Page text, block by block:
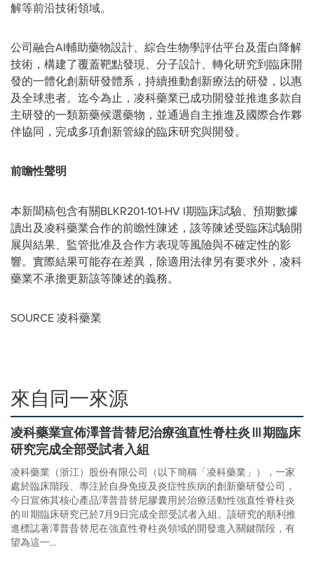
解等前沿技術領域。
公司融合AI輔助藥物設計、綜合生物學評估平台及蛋白降解
技術，構建了覆蓋靶點發現、分子設計、轉化研究到臨床開
發的一體化創新研發體系，持續推動創新療法的研發，以惠
及全球患者。迄今為止，凌科藥業已成功開發並推進多款自
主研發的一類新藥候選藥物，並通過自主推進及國際合作夥
伴協同，完成多項創新管線的臨床研究與開發。
前瞻性聲明
本新聞稿包含有關BLKR201-101-HV I期臨床試驗、預期數據
讀出及凌科藥業合作的前瞻性陳述，該等陳述受臨床試驗開
展與結果、監管批准及合作方表現等風險與不確定性的影
響。實際結果可能存在差異，除適用法律另有要求外，凌科
藥業不承擔更新該等陳述的義務。
SOURCE 凌科藥業
來自同一來源
凌科藥業宣佈澤普昔替尼治療強直性脊柱炎Ⅲ期臨床
研究完成全部受試者入組
凌科藥業（浙江）股份有限公司（以下簡稱「凌科藥業」），一家
處於臨床階段、專注於自身免疫及炎症性疾病的創新藥研發公司，
今日宣佈其核心產品澤普昔替尼膠囊用於治療活動性強直性脊柱炎
的Ⅲ期臨床研究已於7月9日完成全部受試者入組。該研究的順利推
進標誌著澤普昔替尼在強直性脊柱炎領域的開發進入關鍵階段，有
望為這一...